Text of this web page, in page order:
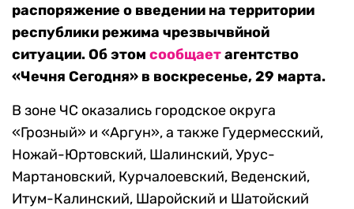
распоряжение о введении на территории
республики режима чрезвычвйной
ситуации. Об этом сообщаетагентство
«Чечня Сегодня» в воскресенье, 29 марта.
В зоне ЧС оказались городское округа
«Грозный» и «Аргун», а также Гудермесский,
Ножай-Юртовский, Шалинский, Урус-
Мартановский, Курчалоевский, Веденский,
Итум-Калинский, Шаройский и Шатойский